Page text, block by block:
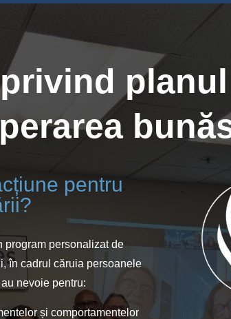
pentru
program personalizat de
în cadrul căruia persoanele
nevoie pentru:
și comportamentelor